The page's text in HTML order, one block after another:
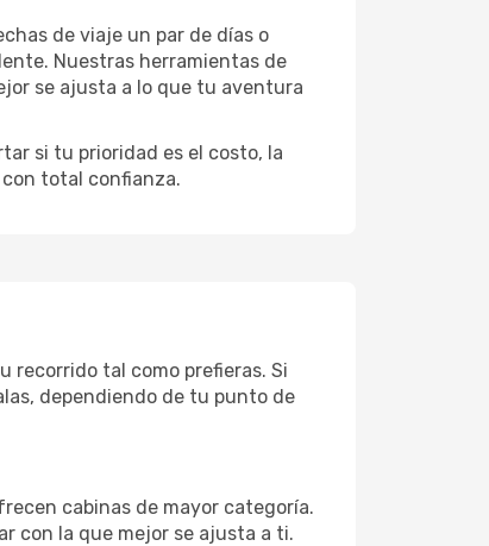
de viaje un par de días o
Nuestras herramientas de
se ajusta a lo que tu aventura
si tu prioridad es el costo, la
total confianza.
tal como prefieras. Si
dependiendo de tu punto de
cabinas de mayor categoría.
con la que mejor se ajusta a ti.